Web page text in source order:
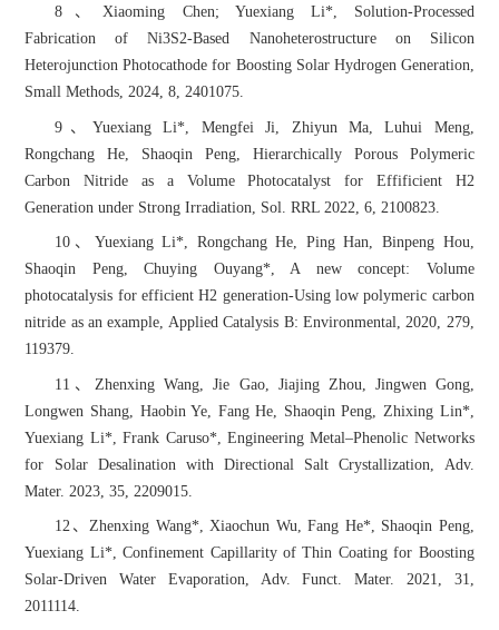
8、Xiaoming Chen; Yuexiang Li*, Solution-Processed
Fabrication of Ni3S2-Based Nanoheterostructure on Silicon
Heterojunction Photocathode for Boosting Solar Hydrogen Generation,
Small Methods, 2024, 8, 2401075.
9、Yuexiang Li*, Mengfei Ji, Zhiyun Ma, Luhui Meng,
Rongchang He, Shaoqin Peng, Hierarchically Porous Polymeric
Carbon Nitride as a Volume Photocatalyst for Effificient H2
Generation under Strong Irradiation, Sol. RRL 2022, 6, 2100823.
10、Yuexiang Li*, Rongchang He, Ping Han, Binpeng Hou,
Shaoqin Peng, Chuying Ouyang*, A new concept: Volume
photocatalysis for efficient H2 generation-Using low polymeric carbon
nitride as an example, Applied Catalysis B: Environmental, 2020, 279,
119379.
11、Zhenxing Wang, Jie Gao, Jiajing Zhou, Jingwen Gong,
Longwen Shang, Haobin Ye, Fang He, Shaoqin Peng, Zhixing Lin*,
Yuexiang Li*, Frank Caruso*, Engineering Metal–Phenolic Networks
for Solar Desalination with Directional Salt Crystallization, Adv.
Mater. 2023, 35, 2209015.
12、Zhenxing Wang*, Xiaochun Wu, Fang He*, Shaoqin Peng,
Yuexiang Li*, Confinement Capillarity of Thin Coating for Boosting
Solar-Driven Water Evaporation, Adv. Funct. Mater. 2021, 31,
2011114.